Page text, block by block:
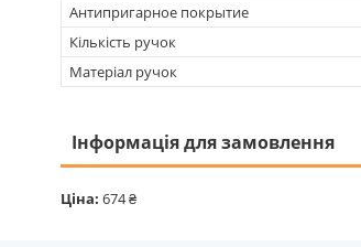
Антипригарное покрытие
Кількість ручок
Матеріал ручок
Інформація для замовлення
Ціна: 674 ₴